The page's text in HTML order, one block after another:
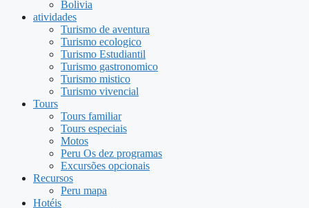
Bolivia
atividades
Turismo de aventura
Turismo ecologico
Turismo Estudiantil
Turismo gastronomico
Turismo mistico
Turismo vivencial
Tours
Tours familiar
Tours especiais
Motos
Peru Os dez programas
Excursões opcionais
Recursos
Peru mapa
Hotéis